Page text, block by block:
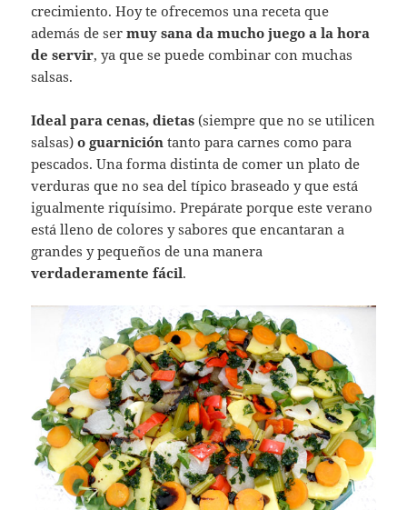
crecimiento. Hoy te ofrecemos una receta que
además de ser muy sana da mucho juego a la hora
de servir, ya que se puede combinar con muchas
salsas.
Ideal para cenas, dietas (siempre que no se utilicen
salsas) o guarnición tanto para carnes como para
pescados. Una forma distinta de comer un plato de
verduras que no sea del típico braseado y que está
igualmente riquísimo. Prepárate porque este verano
está lleno de colores y sabores que encantaran a
grandes y pequeños de una manera
verdaderamente fácil.